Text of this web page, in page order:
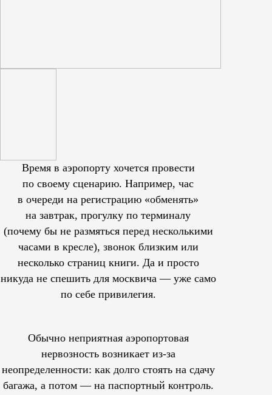
Время в аэропорту хочется провести
по своему сценарию. Например, час
в очереди на регистрацию «обменять»
на завтрак, прогулку по терминалу
(почему бы не размяться перед несколькими
часами в кресле), звонок близким или
несколько страниц книги. Да и просто
никуда не спешить для москвича — уже само
по себе привилегия.
Обычно неприятная аэропортовая
нервозность возникает из-за
неопределенности: как долго стоять на сдачу
багажа, а потом — на паспортный контроль.